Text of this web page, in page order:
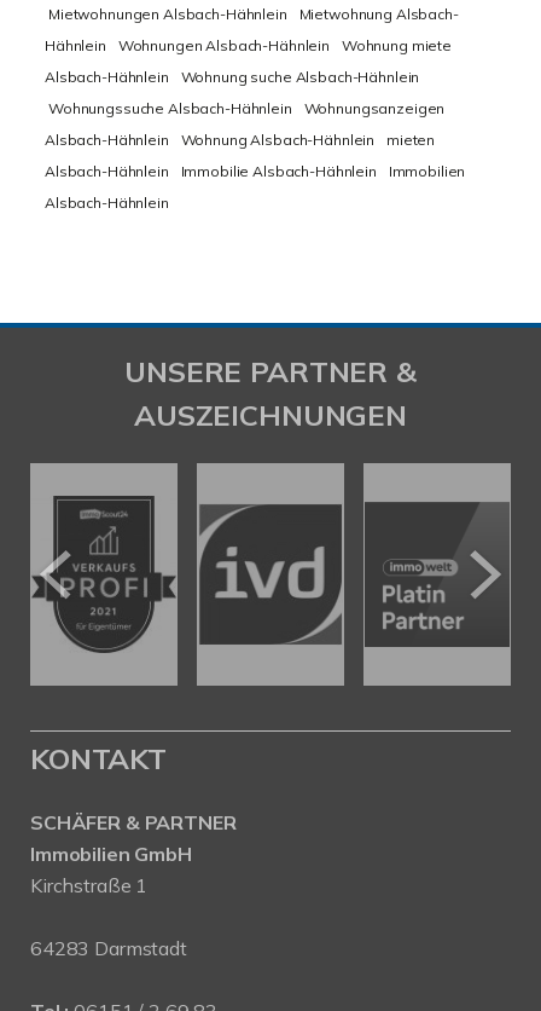
Mietwohnungen Alsbach-Hähnlein
Mietwohnung Alsbach-
Hähnlein
Wohnungen Alsbach-Hähnlein
Wohnung miete
Alsbach-Hähnlein
Wohnung suche Alsbach-Hähnlein
Wohnungssuche Alsbach-Hähnlein
Wohnungsanzeigen
Alsbach-Hähnlein
Wohnung Alsbach-Hähnlein
mieten
Alsbach-Hähnlein
Immobilie Alsbach-Hähnlein
Immobilien
Alsbach-Hähnlein
UNSERE PARTNER &
AUSZEICHNUNGEN
KONTAKT
SCHÄFER & PARTNER
Immobilien GmbH
Kirchstraße 1
64283 Darmstadt